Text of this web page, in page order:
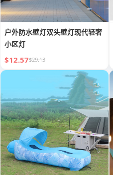
户外防水壁灯双头壁灯现代轻奢
小区灯
$12.57$29.13